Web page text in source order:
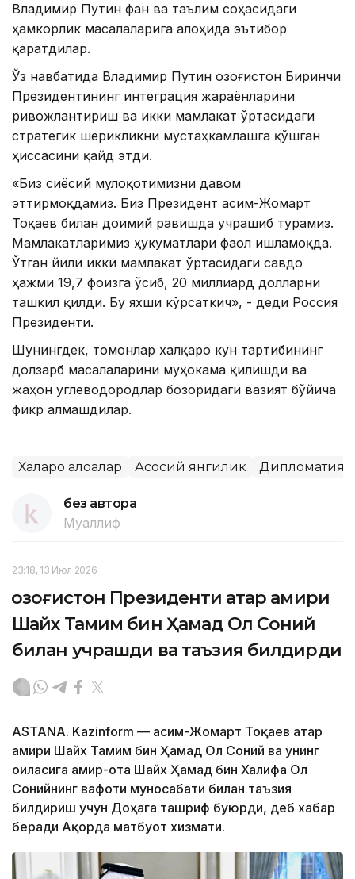
Владимир Путин фан ва таълим соҳасидаги
ҳамкорлик масалаларига алоҳида эътибор
қаратдилар.
Ўз навбатида Владимир Путин Қозоғистон Биринчи
Президентининг интеграция жараёнларини
ривожлантириш ва икки мамлакат ўртасидаги
стратегик шерикликни мустаҳкамлашга қўшган
ҳиссасини қайд этди.
«Биз сиёсий мулоқотимизни давом
эттирмоқдамиз. Биз Президент Қасим-Жомарт
Тоқаев билан доимий равишда учрашиб турамиз.
Мамлакатларимиз ҳукуматлари фаол ишламоқда.
Ўтган йили икки мамлакат ўртасидаги савдо
ҳажми 19,7 фоизга ўсиб, 20 миллиард долларни
ташкил қилди. Бу яхши кўрсаткич», - деди Россия
Президенти.
Шунингдек, томонлар халқаро кун тартибининг
долзарб масалаларини муҳокама қилишди ва
жаҳон углеводородлар бозоридаги вазият бўйича
фикр алмашдилар.
Халқаро алоқалар Асосий янгилик Дипломатия
без автора
Муаллиф
23:18, 13 Июл 2026
Қозоғистон Президенти Қатар амири
Шайх Тамим бин Ҳамад Ол Соний
билан учрашди ва таъзия билдирди
ASTANA. Kazinform — Қасим-Жомарт Тоқаев Қатар
амири Шайх Тамим бин Ҳамад Ол Соний ва унинг
оиласига амир-ота Шайх Ҳамад бин Халифа Ол
Сонийнинг вафоти муносабати билан таъзия
билдириш учун Доҳага ташриф буюрди, деб хабар
беради Ақорда матбуот хизмати.